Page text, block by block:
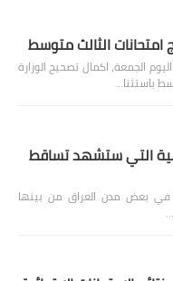
امتحانات الثالث متوسط
الجمعة، اكمال تصحيح الوزارة
باستثنا…
التي ستشهد تساقط
في بعض مدن العراق من بينها